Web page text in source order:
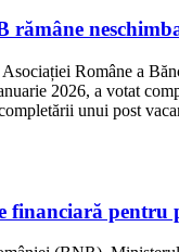
rămâne
Asociației Române a
2026, a votat
unui post
financiară pentru